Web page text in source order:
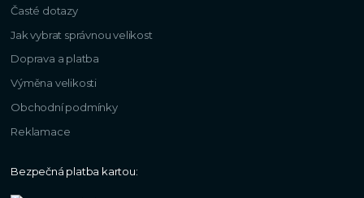
Časté dotazy
Jak vybrat správnou velikost
Doprava a platba
Výměna velikosti
Obchodní podmínky
Reklamace
Bezpečná platba kartou: